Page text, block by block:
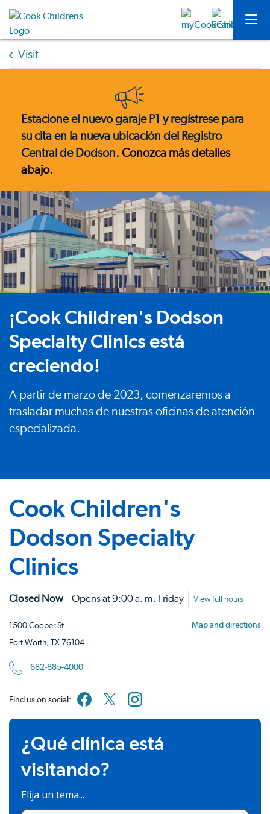
Visit
Estacione el nuevo garaje P1 y regístrese para
su cita en la nueva ubicación del Registro
Central de Dodson. Conozca más detalles
abajo.
¡Cook Children's Dodson
Specialty Clinics está
creciendo!
A partir de marzo de 2023, comenzaremos a
trasladar muchas de nuestras oficinas de atención
especializada.
Cook Children's
Dodson Specialty
Clinics
Closed Now– Opens at 9:00 a. m. Friday View full hours
1500 Cooper St.
Fort Worth, TX 76104
Map and directions
682-885-4000
Find us on social:
¿Qué clínica está
visitando?
Elija un tema...